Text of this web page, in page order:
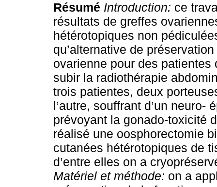
Résumé Introduction: ce
résultats de greffes
hétérotopiques non
qu’alternative de
ovarienne pour des patientes
subir la radiothérapie
trois patientes, deux
l’autre, souffrant d’un
prévoyant la gonado-toxicité
réalisé une oosphorectomie
cutanées hétérotopiques de
d’entre elles on a
Matériel et méthode: on a